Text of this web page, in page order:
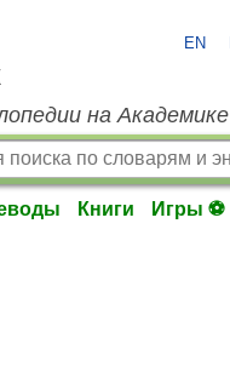
EN
на Академике
Книги Игры ⚽